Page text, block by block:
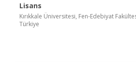
Lisans
Kırıkkale Üniversitesi, Fen-Edebiyat
Türkiye